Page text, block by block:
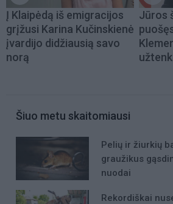
Į Klaipėdą iš emigracijos
grįžusi Karina Kučinskienė
įvardijo didžiausią savo
norą
Jūros
Šiuo metu skaitomiausi
Pelių ir žiurkių
graužikus
nuodai
Rekordiškai